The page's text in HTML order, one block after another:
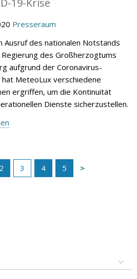
Presseraum
Ausruf des nationalen Notstands
des Großherzogtums
aufgrund der Coronavirus-
hat MeteoLux verschiedene
ergriffen, um die Kontinuität
Dienste sicherzustellen.
2 3 4 5